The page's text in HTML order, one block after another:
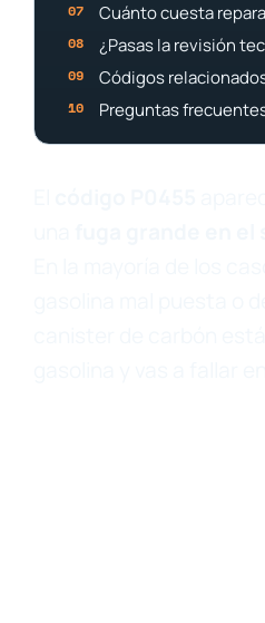
Cuánto cuesta
¿Pasas la revisión
Códigos
Preguntas